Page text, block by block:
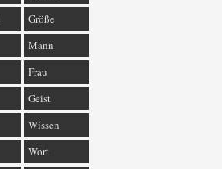
Größe
Mann
Frau
Geist
Wissen
Wort